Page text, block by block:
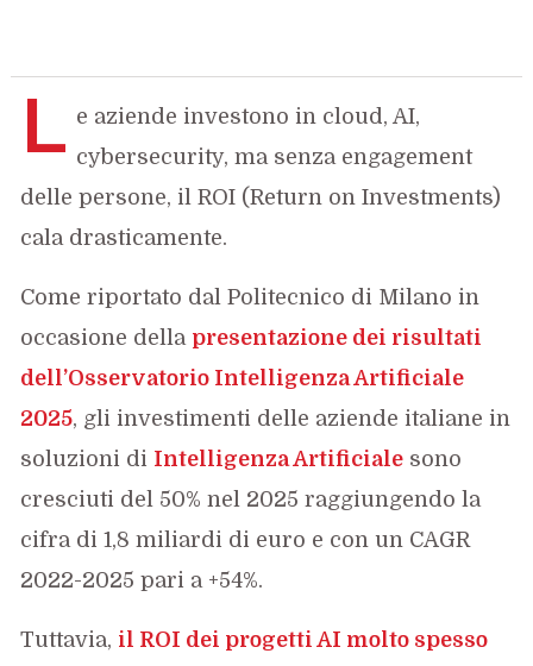
L e aziende investono in cloud, AI,
cybersecurity, ma senza engagement
delle persone, il ROI (Return on Investments)
cala drasticamente.
Come riportato dal Politecnico di Milano in
occasione della presentazione dei risultati
dell’Osservatorio Intelligenza Artificiale
2025, gli investimenti delle aziende italiane in
soluzioni di Intelligenza Artificiale sono
cresciuti del 50% nel 2025 raggiungendo la
cifra di 1,8 miliardi di euro e con un CAGR
2022-2025 pari a +54%.
Tuttavia, il ROI dei progetti AI molto spesso